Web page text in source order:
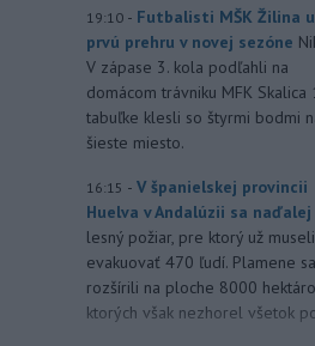
19:10 - Futbalisti MŠK Žilina
prvú prehru v novej sezóne
V zápase 3. kola podľahli na
domácom trávniku MFK Skalica
tabuľke klesli so štyrmi bodmi
šieste miesto.
16:15 - V španielskej provincii
Huelva v Andalúzii sa naďalej
lesný požiar, pre ktorý už museli
evakuovať 470 ľudí. Plamene sa
rozšírili na ploche 8000
ktorých však nezhorel všetok